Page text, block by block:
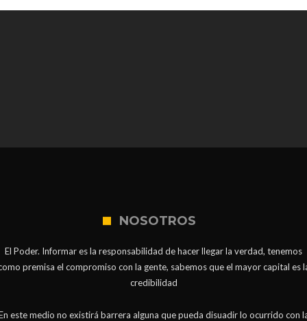
NOSOTROS
El Poder. Informar es la responsabilidad de hacer llegar la verdad, tenemos
premisa el compromiso con la gente, sabemos que el mayor capital es
credibilidad
este medio no existirá barrera alguna que pueda disuadir lo ocurrido con